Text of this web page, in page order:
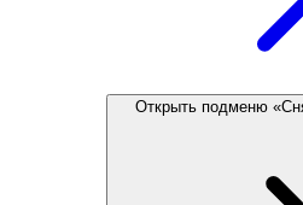
Открыть подменю